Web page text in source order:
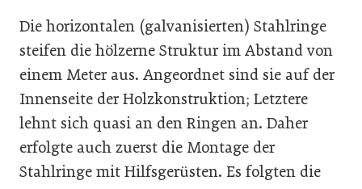
Die horizontalen (galvanisierten) Stahlringe
steifen die hölzerne Struktur im Abstand von
einem Meter aus. Angeordnet sind sie auf der
Innenseite der Holzkonstruktion; Letztere
lehnt sich quasi an den Ringen an. Daher
erfolgte auch zuerst die Montage der
Stahlringe mit Hilfsgerüsten. Es folgten die